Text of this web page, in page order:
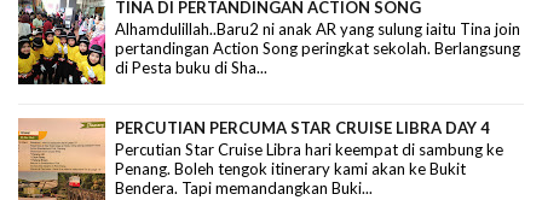
TINA DI PERTANDINGAN ACTION SONG
Alhamdulillah..Baru2 ni anak AR yang sulung iaitu Tina join
pertandingan Action Song peringkat sekolah. Berlangsung
di Pesta buku di Sha...
PERCUTIAN PERCUMA STAR CRUISE LIBRA DAY 4
Percutian Star Cruise Libra hari keempat di sambung ke
Penang. Boleh tengok itinerary kami akan ke Bukit
Bendera. Tapi memandangkan Buki...